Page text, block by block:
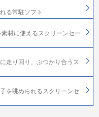
る常駐ソフト
材に使えるスクリーンセー
走り回り、ぶつかり合うス
を眺められるスクリーンセ